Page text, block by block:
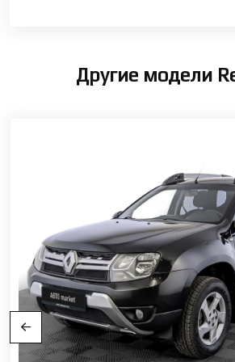
Другие модели